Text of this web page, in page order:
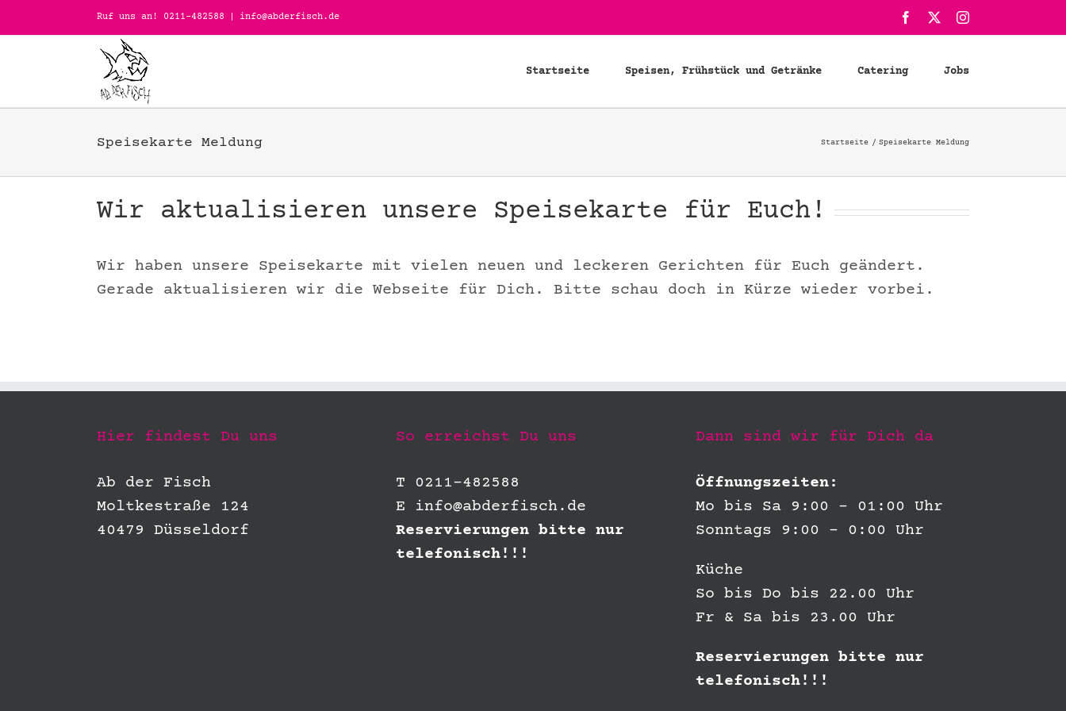
Inhalt
Ruf uns an! 0211-482588 info@abderfisch.de Facebook Instagram
Startseite Speisen, Frühstück und Getränke Catering Jobs
Speisekarte Meldung Startseite Speisekarte Meldung
Wir aktualisieren unsere Speisekarte für Euch!
Wir haben unsere Speisekarte mit vielen neuen und leckeren Gerichten für Euch geändert.
Gerade aktualisieren wir die Webseite für Dich. Bitte schau doch in Kürze wieder vorbei.
Hier findest Du uns
Ab der Fisch
Moltkestraße 124
40479 Düsseldorf
So erreichst Du uns
T 0211-482588
E info@abderfisch.de
Reservierungen bitte nur
telefonisch!!!
Dann sind wir für Dich da
Öffnungszeiten:
Mo bis Sa 9:00 – 01:00 Uhr
Sonntags 9:00 – 0:00 Uhr
Küche
So bis Do bis 22.00 Uhr
Fr & Sa bis 23.00 Uhr
Reservierungen bitte nur
telefonisch!!!